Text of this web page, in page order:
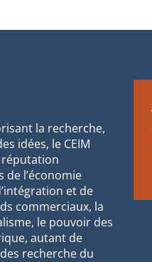
la recherche,
idées, le CEIM
l’économie
et de
commerciaux, la
le pouvoir des
autant de
recherche du